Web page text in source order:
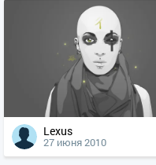
Lexus
27 июня 2010